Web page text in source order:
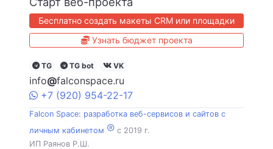
Бесплатно создать макеты CRM или площадки
Узнать бюджет проекта
TG TG bot VK
info@falconspace.ru
+7 (920) 954-22-17
Falcon Space: разработка веб-сервисов и сайтов с
личным кабинетом ® c 2019 г.
ИП Раянов Р.Ш.